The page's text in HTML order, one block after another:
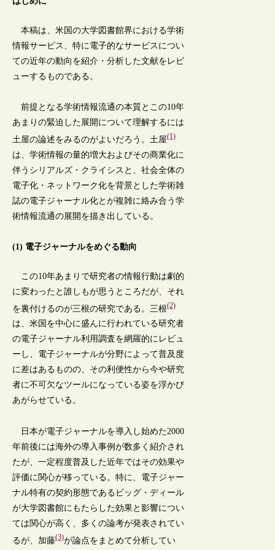
本稿は、米国の大学図書館界における学術
情報サービス、特に電子的なサービスについ
ての近年の動向を紹介・分析した文献をレビ
ューするものである。
前提となる学術情報流通の本質とこの10年
あまりの緊迫した展開について理解するには
土屋の論述をみるのがよいだろう。土屋(1)
は、学術情報の量的増大およびその商業化に
伴うシリアルズ・クライシスと、社会全体の
電子化・ネットワーク化を背景とした学術雑
誌の電子ジャーナル化とが複雑に絡み合う学
術情報流通の展開を描き出している。
(1) 電子ジャーナルをめぐる動向
この10年あまりで研究者の情報行動は劇的
に変わったと誰しもが思うところだが、それ
を裏付けるのが三根の研究である。三根(2)
は、米国を中心に盛んに行われている研究者
の電子ジャーナル利用調査を網羅的にレビュ
ーし、電子ジャーナルが分野によって普及度
に差はあるものの、その利便性から今や研究
者に不可欠なツールになっている姿を浮かび
あがらせている。
日本が電子ジャーナルを導入し始めた2000
年前後には海外の導入事例が数多く紹介され
たが、一定程度普及した近年ではその効果や
評価に関心が移っている。特に、電子ジャー
ナル特有の契約形態であるビッグ・ディール
が大学図書館にもたらした効果と影響につい
ては関心が高く、多くの論考が発表されてい
るが、加藤(3)が論点をまとめて分析してい